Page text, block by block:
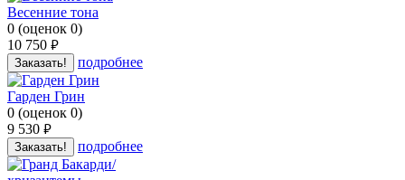
Весенние тона
0 (оценок 0)
10 750 руб.
Заказать! подробнее
Гарден Грин
0 (оценок 0)
9 530 руб.
Заказать! подробнее